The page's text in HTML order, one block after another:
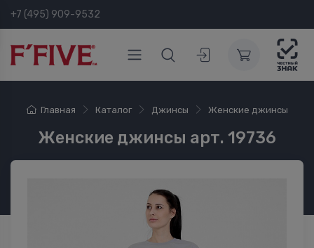
+7 (495) 909-9532
Главная Каталог Джинсы Женские джинсы
Женские джинсы арт. 19736